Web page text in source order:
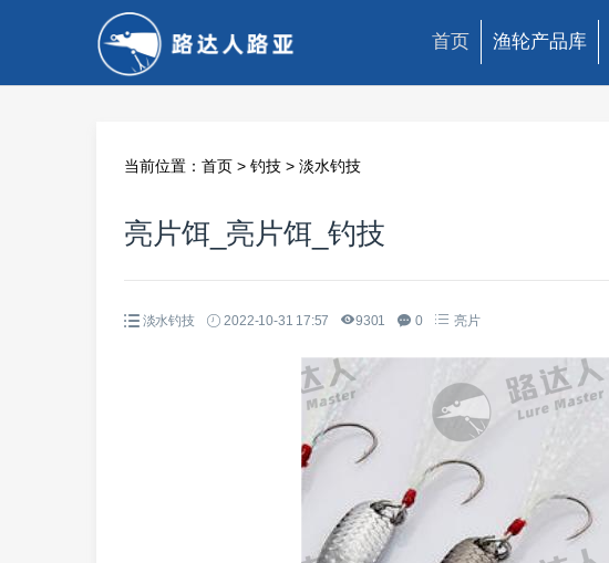
首页 渔轮产品库
当前位置： 首页 > 钓技 > 淡水钓技
亮片饵_亮片饵_钓技
淡水钓技 2022-10-31 17:57 9301 0 亮片